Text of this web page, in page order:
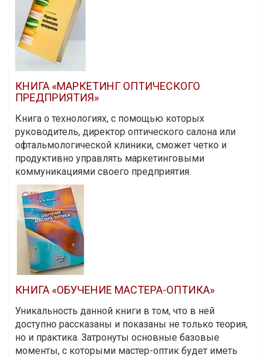
КНИГА «МАРКЕТИНГ ОПТИЧЕСКОГО
ПРЕДПРИЯТИЯ»
Книга о технологиях, с помощью которых
руководитель, директор оптического салона или
офтальмологической клиники, сможет четко и
продуктивно управлять маркетинговыми
коммуникациями своего предприятия.
КНИГА «ОБУЧЕНИЕ МАСТЕРА-ОПТИКА»
Уникальность данной книги в том, что в ней
доступно рассказаны и показаны не только теория,
но и практика. Затронуты основные базовые
моменты, с которыми мастер-оптик будет иметь